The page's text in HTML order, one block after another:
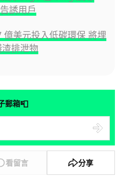
誘用戶
美元投入低碳環保 將埋
排泄物
郵箱📮
看留言 分享